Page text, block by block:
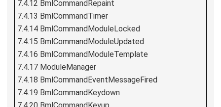
7.4.12 BmlCommandRepaint
7.4.13 BmlCommandTimer
7.4.14 BmlCommandModuleLocked
7.4.15 BmlCommandModuleUpdated
7.4.16 BmlCommandModuleTemplate
7.4.17 ModuleManager
7.4.18 BmlCommandEventMessageFired
7.4.19 BmlCommandKeydown